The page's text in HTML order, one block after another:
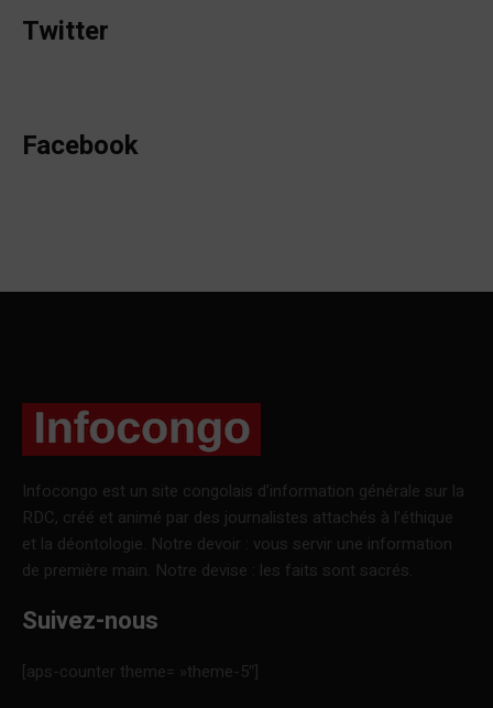
Twitter
Facebook
Infocongo est un site congolais d’information générale sur la
RDC, créé et animé par des journalistes attachés à l’éthique
et la déontologie. Notre devoir : vous servir une information
de première main. Notre devise : les faits sont sacrés.
Suivez-nous
[aps-counter theme= »theme-5″]